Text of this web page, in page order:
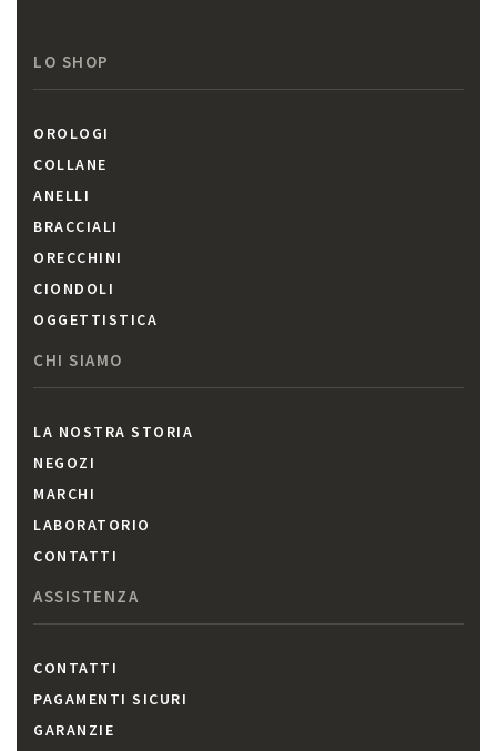
LO SHOP
OROLOGI
COLLANE
ANELLI
BRACCIALI
ORECCHINI
CIONDOLI
OGGETTISTICA
CHI SIAMO
LA NOSTRA STORIA
NEGOZI
MARCHI
LABORATORIO
CONTATTI
ASSISTENZA
CONTATTI
PAGAMENTI SICURI
GARANZIE